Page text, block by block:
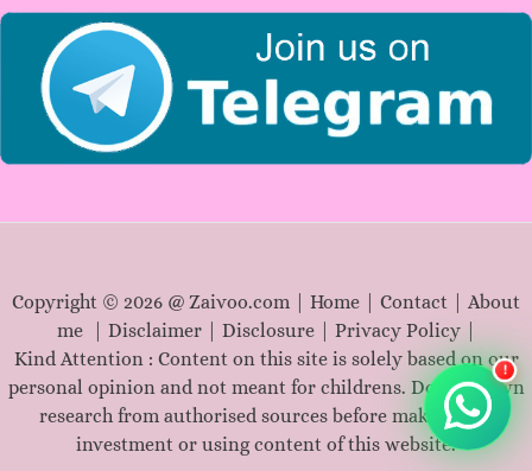
Copyright © 2026 @ Zaivoo.com | Home Contact
About
me
Disclaimer| Disclosure| Privacy Policy|
Kind Attention : Content on this site is solely based on our
personal opinion and not meant for childrens. Do your own
research from authorised sources before making any
investment or using content of this website.
!